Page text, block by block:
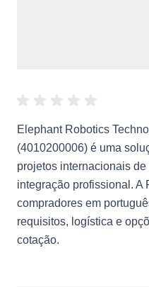
Elephant Robotics
(4010200006) é uma
projetos internacionais
integração profissional. A
compradores em
requisitos, logística e
cotação.